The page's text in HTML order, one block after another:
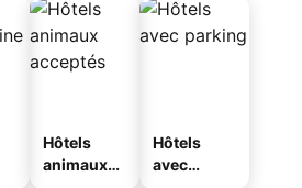
Hôtels
animaux
Hôtels
avec